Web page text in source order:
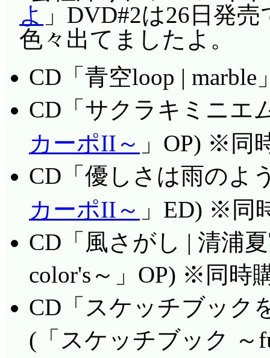
けど(ちょっと違)。
そして夢と同じ体育
同じ展開なのが気に
まうんでしょうか?
ないね。まあオチま
(^^;;;
んも(コケ!?)。
取り敢えず籠に入れ
物の仕方もあるんで
けど。
蟻の巣に見えました
んですか? 本拠地の
が住み着いた事あっ
く虫好きなんですね
う。セイタカアワダ
底抜けに楽しそーだ
ぎりが上手く剥けな
「空気が湿ってると
かきっぱり描けない
い空が, 何となく似て
よ 」DVD#2は26日発
色々出てましたよ。
CD「青空loop | marble
CD「サクラキミニエ
カーポII～ 」OP) ※同
CD「優しさは雨のよ
カーポII～ 」ED) ※同
CD「風さがし | 清浦
color's～」OP) ※同時
CD「スケッチブック
(「スケッチブック ～